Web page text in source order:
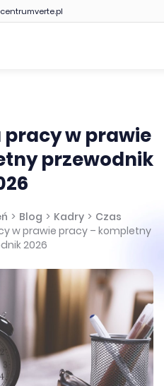
pracy w prawie
przewodnik
> Blog > Kadry > Czas
w prawie pracy – kompletny
2026